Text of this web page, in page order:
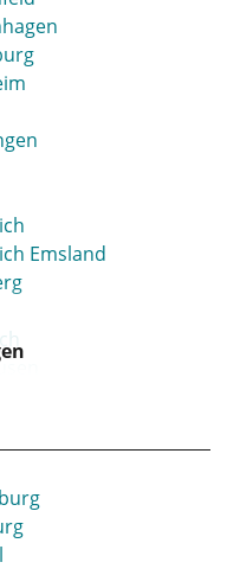
Emsland
Oberfrohna